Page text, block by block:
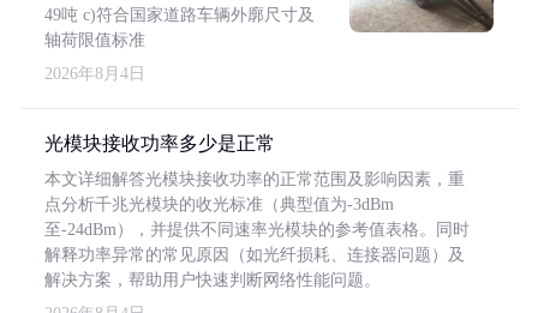
49吨 c)符合国家道路车辆外廓尺寸及
轴荷限值标准
2026年8月4日
光模块接收功率多少是正常
本文详细解答光模块接收功率的正常范围及影响因素，重
点分析千兆光模块的收光标准（典型值为-3dBm
至-24dBm），并提供不同速率光模块的参考值表格。同时
解释功率异常的常见原因（如光纤损耗、连接器问题）及
解决方案，帮助用户快速判断网络性能问题。